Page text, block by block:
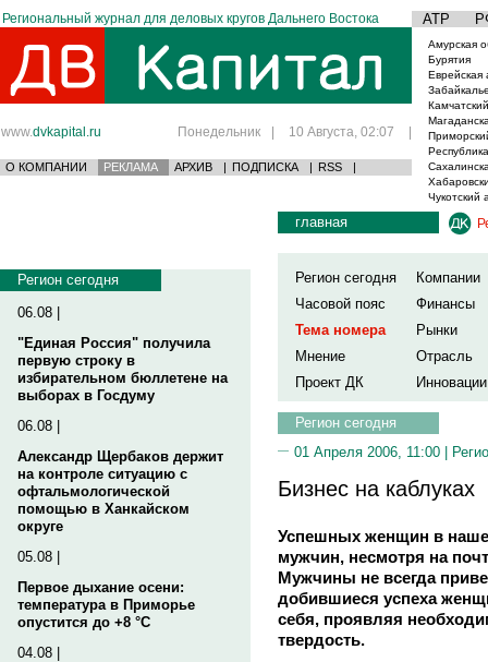
Региональный журнал для деловых кругов Дальнего Востока АТР
www.dvkapital.ru Понедельник | 10 Августа, 02:07 |
О КОМПАНИИ РЕКЛАМА АРХИВ | ПОДПИСКА | RSS |
Амурская
Бурятия
Еврейская
Чукотский
Регион сегодня
06.08 |
"Единая Россия" получила
первую строку в
избирательном бюллетене на
выборах в Госдуму
06.08 |
Александр Щербаков держит
на контроле ситуацию с
офтальмологической
помощью в Ханкайском
округе
05.08 |
Первое дыхание осени:
температура в Приморье
опустится до +8 °C
04.08 |
главная
Регион сегодня
Компании
Часовой пояс
Финансы
Тема номера
Рынки
Мнение
Отрасль
Проект ДК
Инновации
Регион сегодня
01 Апреля 2006, 11:00 |
Бизнес на каблуках
Успешных женщин в
мужчин, несмотря на
Мужчины не всегда
добившиеся успеха
себя, проявляя
твердость.